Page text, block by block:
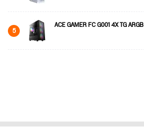
5 ACE GAMER FC G001 4X TG ARGB